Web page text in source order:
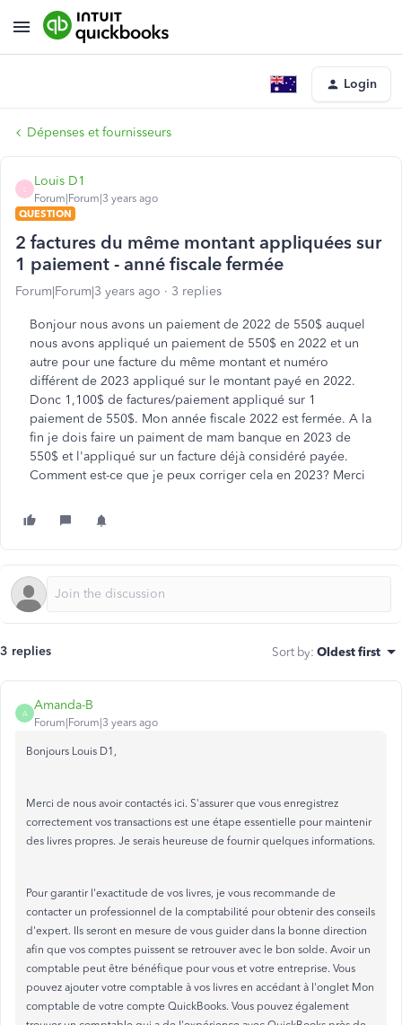
Login
Dépenses et fournisseurs
Louis D1
Forum|Forum|3 years ago
QUESTION
2 factures du même montant appliquées sur
1 paiement - anné fiscale fermée
Forum|Forum|3 years ago 3 replies
Bonjour nous avons un paiement de 2022 de 550$ auquel
nous avons appliqué un paiement de 550$ en 2022 et un
autre pour une facture du même montant et numéro
différent de 2023 appliqué sur le montant payé en 2022.
Donc 1,100$ de factures/paiement appliqué sur 1
paiement de 550$. Mon année fiscale 2022 est fermée. A la
fin je dois faire un paiment de mam banque en 2023 de
550$ et l'appliqué sur un facture déjà considéré payée.
Comment est-ce que je peux corriger cela en 2023? Merci
3 replies Sort by: Oldest first
A
Amanda-B
Forum|Forum|3 years ago
Bonjours Louis D1,
Merci de nous avoir contactés ici. S'assurer que vous enregistrez
correctement vos transactions est une étape essentielle pour maintenir
des livres propres. Je serais heureuse de fournir quelques informations.
Pour garantir l'exactitude de vos livres, je vous recommande de
contacter un professionnel de la comptabilité pour obtenir des conseils
d'expert. Ils seront en mesure de vous guider dans la bonne direction
afin que vos comptes puissent se retrouver avec le bon solde. Avoir un
comptable peut être bénéfique pour vous et votre entreprise. Vous
pouvez ajouter votre comptable à vos livres en accédant à l'onglet Mon
comptable de votre compte QuickBooks. Vous pouvez également